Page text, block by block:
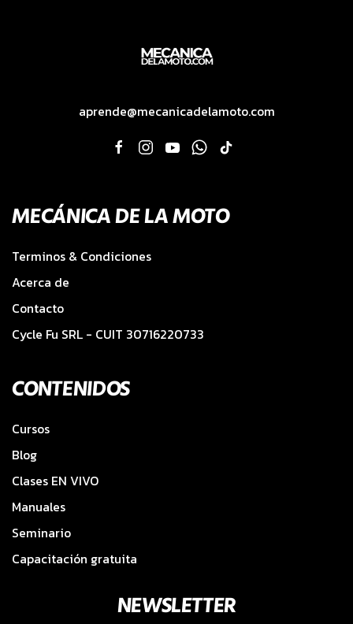
aprende@mecanicadelamoto.com
MECÁNICA DE LA MOTO
Terminos & Condiciones
Acerca de
Contacto
Cycle Fu SRL - CUIT 30716220733
CONTENIDOS
Cursos
Blog
Clases EN VIVO
Manuales
Seminario
Capacitación gratuita
NEWSLETTER